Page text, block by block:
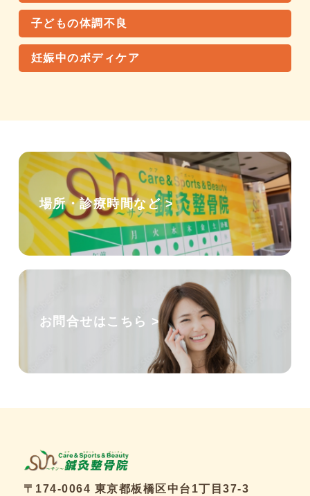
子どもの体調不良
妊娠中のボディケア
場所・診療時間など >
お問合せはこちら >
〒174-0064 東京都板橋区中台1丁目37-3